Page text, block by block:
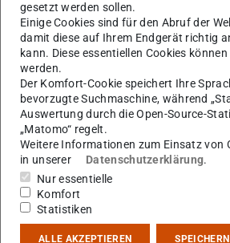
AG Schwenk
Kontakt
gesetzt werden sollen.
Einige Cookies sind für den Abruf der
damit diese auf Ihrem Endgerät richtig
kann. Diese essentiellen Cookies
werden.
Der Komfort-Cookie speichert Ihre
bevorzugte Suchmaschine, während
Auswertung durch die Open-Source-
„Matomo“ regelt.
Weitere Informationen zum Einsatz von
in unserer
Datenschutzerklärung.
Nur essentielle
Komfort
Statistiken
ALLE AKZEPTIEREN